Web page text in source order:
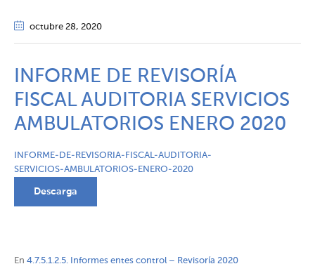
octubre 28, 2020
INFORME DE REVISORÍA
FISCAL AUDITORIA SERVICIOS
AMBULATORIOS ENERO 2020
INFORME-DE-REVISORIA-FISCAL-AUDITORIA-
SERVICIOS-AMBULATORIOS-ENERO-2020
Descarga
En 4.7.5.1.2.5. Informes entes control – Revisoría 2020